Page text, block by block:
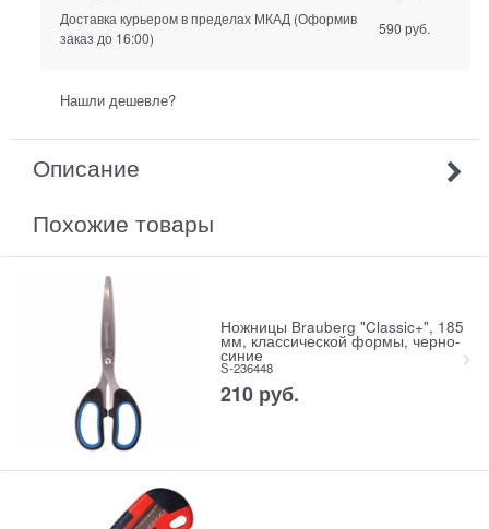
Доставка курьером в пределах МКАД (Оформив
заказ до 16:00)
590 руб.
Нашли дешевле?
Описание
Похожие товары
Ножницы Brauberg "Classic+", 185
мм, классической формы, черно-
синие
S-236448
210 руб.